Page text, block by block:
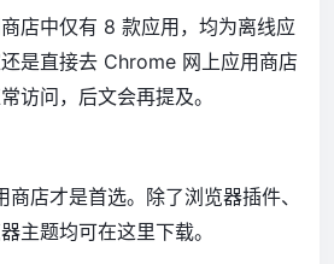
店中仅有 8 款应用，均为离线应
是直接去 Chrome 网上应用商店
访问，后文会再提及。
店才是首选。除了浏览器插件、
主题均可在这里下载。